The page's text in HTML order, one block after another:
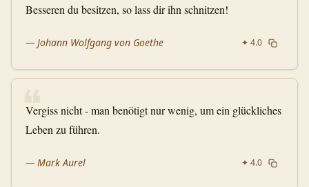
Besseren du besitzen, so lass dir ihn schnitzen!
— Johann Wolfgang von Goethe ✦ 4.0
❝
Vergiss nicht - man benötigt nur wenig, um ein glückliches
Leben zu führen.
— Mark Aurel ✦ 4.0